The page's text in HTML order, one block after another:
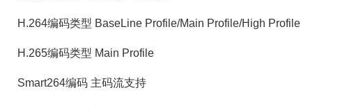
H.264编码类型 BaseLine Profile/Main Profile/High Profile
H.265编码类型 Main Profile
Smart264编码 主码流支持